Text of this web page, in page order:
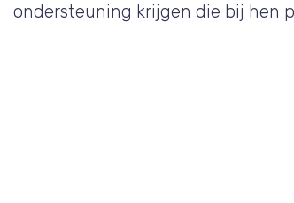
ondersteuning krijgen die bij hen